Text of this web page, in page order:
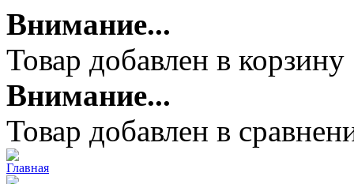
Внимание...
Товар добавлен в корзину
Внимание...
Товар добавлен в
Главная